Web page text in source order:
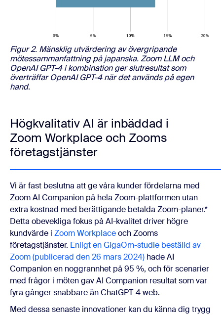
Figur 2. Mänsklig utvärdering av övergripande
mötessammanfattning på japanska. Zoom LLM och
OpenAI GPT-4 i kombination ger slutresultat som
överträffar OpenAI GPT-4 när det används på egen
hand.
Högkvalitativ AI är inbäddad i
Zoom Workplace och Zooms
företagstjänster
Vi är fast beslutna att ge våra kunder fördelarna med
Zoom AI Companion på hela Zoom-plattformen utan
extra kostnad med berättigande betalda Zoom-planer.*
Detta obevekliga fokus på AI-kvalitet driver högre
kundvärde i Zoom Workplaceoch Zooms
företagstjänster. Enligt en GigaOm-studie beställd av
Zoom (publicerad den 26 mars 2024) hade AI
Companion en noggrannhet på 95 %, och för scenarier
med frågor i möten gav AI Companion resultat som var
fyra gånger snabbare än ChatGPT-4 web.
Med dessa senaste innovationer kan du känna dig trygg